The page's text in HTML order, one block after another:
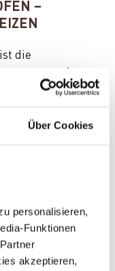
Über Cookies
personalisieren,
Funktionen
akzeptieren,
–
ist die
mit
Westminster
–
auf der
Doppelzugs
ermöglicht